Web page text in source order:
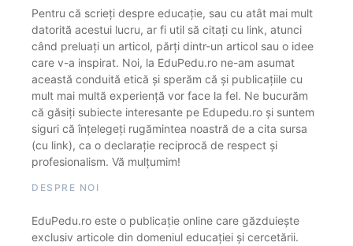
Pentru că scrieți despre educație, sau cu atât mai mult
datorită acestui lucru, ar fi util să citați cu link, atunci
când preluați un articol, părți dintr-un articol sau o idee
care v-a inspirat. Noi, la EduPedu.ro ne-am asumat
această conduită etică și sperăm că și publicațiile cu
mult mai multă experiență vor face la fel. Ne bucurăm
că găsiți subiecte interesante pe Edupedu.ro și suntem
siguri că înțelegeți rugămintea noastră de a cita sursa
(cu link), ca o declarație reciprocă de respect și
profesionalism. Vă mulțumim!
DESPRE NOI
EduPedu.ro este o publicație online care găzduiește
exclusiv articole din domeniul educației și cercetării.